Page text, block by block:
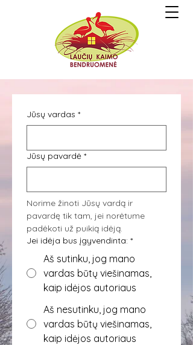
Jūsų vardas *
Jūsų pavardė *
Norime žinoti Jūsų vardą ir
pavardę tik tam, jei norėtume
padėkoti už puikią idėją.
Jei idėja bus įgyvendinta: *
Aš sutinku, jog mano
vardas būtų viešinamas,
kaip idėjos autoriaus
Aš nesutinku, jog mano
vardas būtų viešinamas,
kaip idėjos autoriaus